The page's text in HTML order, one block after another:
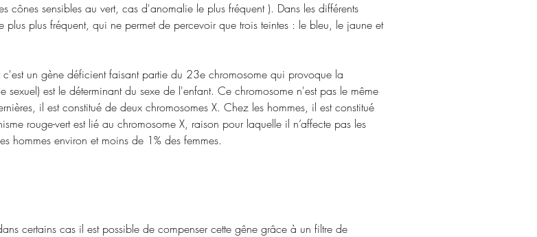
cônes sensibles au vert, cas d'anomalie le plus fréquent ). Dans les différents
plus plus fréquent, qui ne permet de percevoir que trois teintes : le bleu, le jaune et
un gène déficient faisant partie du 23e chromosome qui provoque la
est le déterminant du sexe de l'enfant. Ce chromosome n'est pas le même
il est constitué de deux chromosomes X. Chez les hommes, il est constitué
rouge-vert est lié au chromosome X, raison pour laquelle il n’affecte pas les
hommes environ et moins de 1% des femmes.
certains cas il est possible de compenser cette gêne grâce à un filtre de